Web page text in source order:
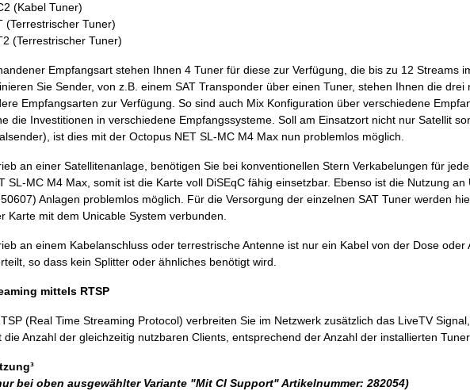
(Kabel Tuner)
(Terrestrischer Tuner)
(Terrestrischer Tuner)
Empfangsart stehen Ihnen 4 Tuner für diese zur Verfügung, die bis zu 12 Streams
Sie Sender, von z.B. einem SAT Transponder über einen Tuner, stehen Ihnen die
Empfangsarten zur Verfügung. So sind auch Mix Konfiguration über verschiedene
die Investitionen in verschiedene Empfangssysteme. Soll am Einsatzort nicht nur Satellit
ist dies mit der Octopus NET SL-MC M4 Max nun problemlos möglich.
an einer Satellitenanlage, benötigen Sie bei konventionellen Stern Verkabelungen für
SL-MC M4 Max, somit ist die Karte voll DiSEqC fähig einsetzbar. Ebenso ist die Nutzung
Anlagen problemlos möglich. Für die Versorgung der einzelnen SAT Tuner werden
Karte mit dem Unicable System verbunden.
an einem Kabelanschluss oder terrestrische Antenne ist nur ein Kabel von der Dose
so dass kein Splitter oder ähnliches benötigt wird.
mittels RTSP
(Real Time Streaming Protocol) verbreiten Sie im Netzwerk zusätzlich das LiveTV
die Anzahl der gleichzeitig nutzbaren Clients, entsprechend der Anzahl der installierten
bei oben ausgewählter Variante "Mit CI Support" Artikelnummer: 282054)